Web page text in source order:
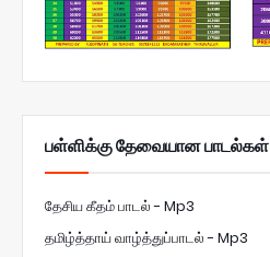
பள்ளிக்கு தேவையான பாடல்கள்
தேசிய கீதம் பாடல் - Mp3
தமிழ்த்தாய் வாழ்த்துப்பாடல் - Mp3